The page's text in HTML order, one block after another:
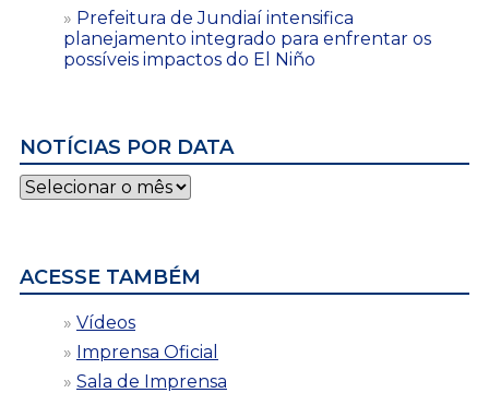
Prefeitura de Jundiaí intensifica
planejamento integrado para enfrentar os
possíveis impactos do El Niño
NOTÍCIAS POR DATA
Notícias
por
ACESSE TAMBÉM
Vídeos
Imprensa Oficial
Sala de Imprensa